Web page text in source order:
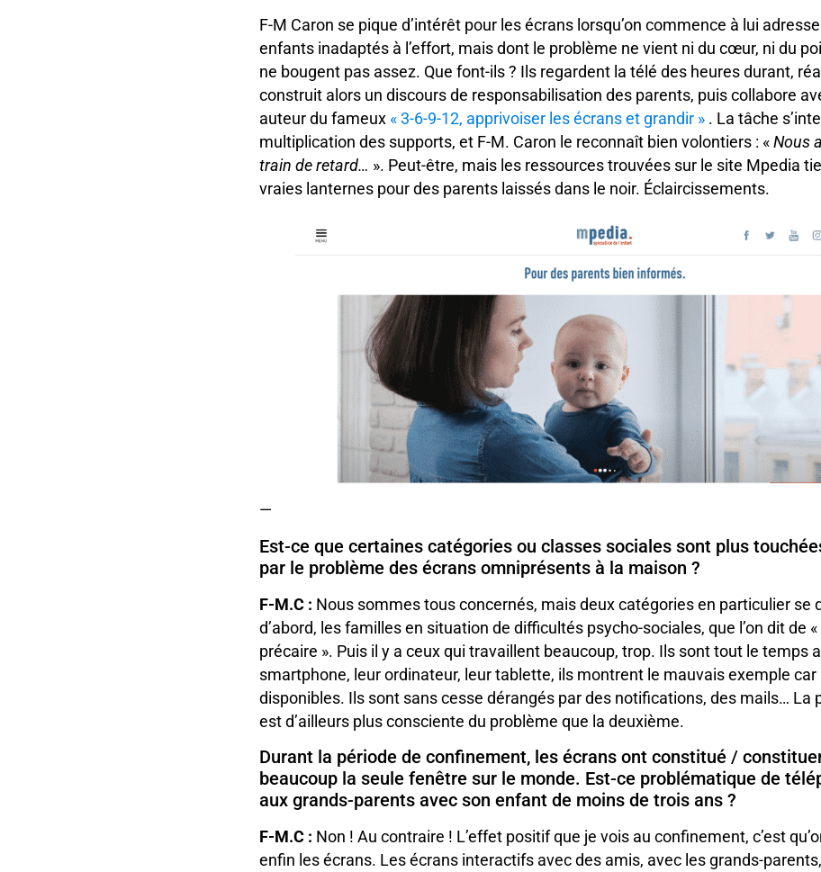
F-M Caron se pique d’intérêt pour les écrans lorsqu’on commence à lui
enfants inadaptés à l’effort, mais dont le problème ne vient ni du cœur, ni du
ne bougent pas assez. Que font-ils ? Ils regardent la télé des heures durant,
construit alors un discours de responsabilisation des parents, puis collabore
auteur du fameux « 3-6-9-12, apprivoiser les écrans et grandir » . La tâche
multiplication des supports, et F-M. Caron le reconnaît bien volontiers : « Nous
train de retard… ». Peut-être, mais les ressources trouvées sur le site Mpedia
vraies lanternes pour des parents laissés dans le noir. Éclaircissements.
—
Est-ce que certaines catégories ou classes sociales sont plus
par le problème des écrans omniprésents à la maison ?
F-M.C : Nous sommes tous concernés, mais deux catégories en particulier se
d’abord, les familles en situation de difficultés psycho-sociales, que l’on dit de
précaire ». Puis il y a ceux qui travaillent beaucoup, trop. Ils sont tout le temps
smartphone, leur ordinateur, leur tablette, ils montrent le mauvais exemple car
disponibles. Ils sont sans cesse dérangés par des notifications, des mails… La
est d’ailleurs plus consciente du problème que la deuxième.
Durant la période de confinement, les écrans ont constitué /
beaucoup la seule fenêtre sur le monde. Est-ce problématique de
aux grands-parents avec son enfant de moins de trois ans ?
F-M.C : Non ! Au contraire ! L’effet positif que je vois au confinement, c’est
enfin les écrans. Les écrans interactifs avec des amis, avec les grands-